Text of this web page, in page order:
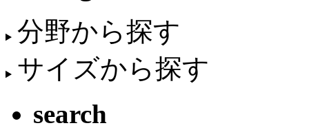
分野から探す
サイズから探す
search